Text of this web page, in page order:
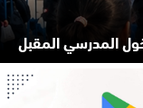
المدرسي المقبل